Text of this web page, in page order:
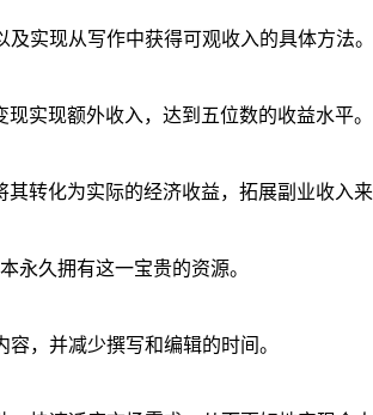
实现从写作中获得可观收入的具体方法。
实现额外收入，达到五位数的收益水平。
转化为实际的经济收益，拓展副业收入来
永久拥有这一宝贵的资源。
，并减少撰写和编辑的时间。